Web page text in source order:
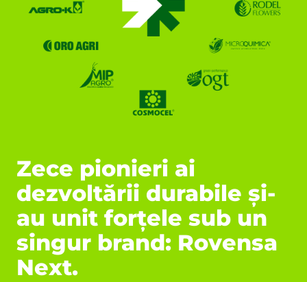
Zece pionieri ai
dezvoltării durabile și-
au unit forțele sub un
singur brand: Rovensa
Next.